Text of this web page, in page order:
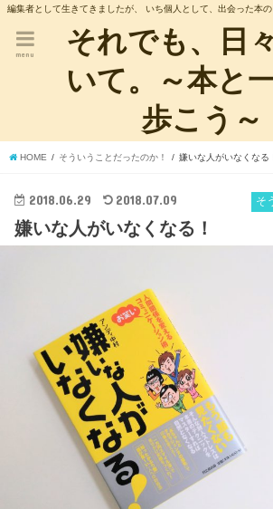
編集者として生きてきましたが、 いち個人として、出会った本の
それでも、日
いて。～本と
歩こう～
menu
HOME そういうことだったのか！ 嫌いな人がいなくなる
そ
2018.06.29 2018.07.09
嫌いな人がいなくなる！